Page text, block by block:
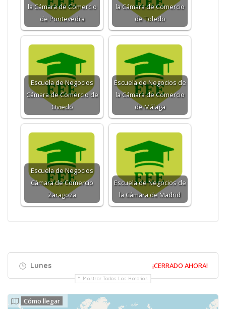
la Cámara de Comercio
de Pontevedra
la Cámara de Comercio
de Toledo
Escuela de Negocios
Cámara de Comercio de
Oviedo
Escuela de Negocios de
la Cámara de Comercio
de Málaga
Escuela de Negocios
Cámara de Comercio
Zaragoza
Escuela de Negocios de
la Cámara de Madrid
Lunes ¡CERRADO AHORA!
Mostrar Todos Los Horarios
Cómo llegar